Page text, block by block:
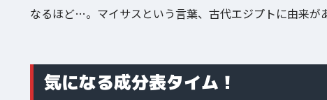
なるほど…。マイサスという言葉、古代エジプトに由来が
気になる成分表タイム！